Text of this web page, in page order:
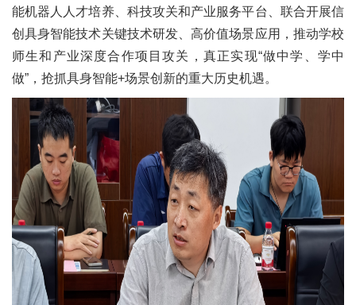
能机器人人才培养、科技攻关和产业服务平台、联合开展信
创具身智能技术关键技术研发、高价值场景应用，推动学校
师生和产业深度合作项目攻关，真正实现“做中学、学中
做”，抢抓具身智能+场景创新的重大历史机遇。